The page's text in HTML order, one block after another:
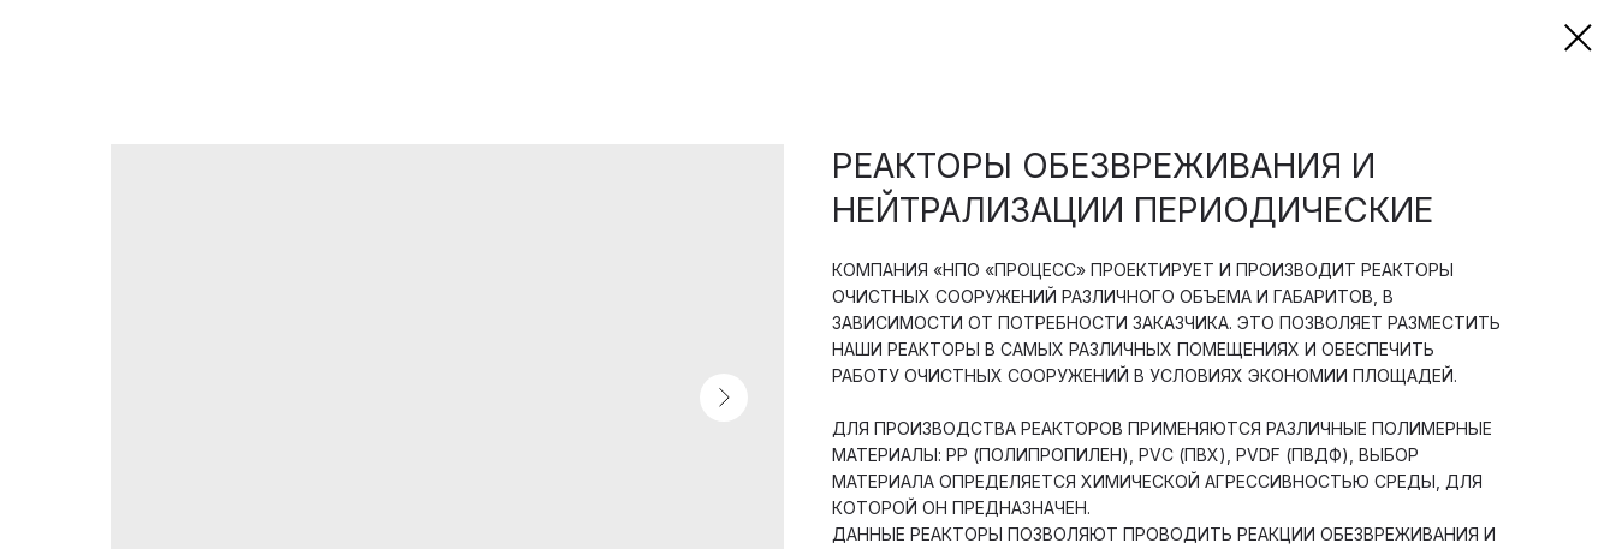
РЕАКТОРЫ ОБЕЗВРЕЖИВАНИЯ И
НЕЙТРАЛИЗАЦИИ ПЕРИОДИЧЕСКИЕ
КОМПАНИЯ «НПО «ПРОЦЕСС» ПРОЕКТИРУЕТ И ПРОИЗВОДИТ РЕАКТОРЫ
ОЧИСТНЫХ СООРУЖЕНИЙ РАЗЛИЧНОГО ОБЪЕМА И ГАБАРИТОВ, В
ЗАВИСИМОСТИ ОТ ПОТРЕБНОСТИ ЗАКАЗЧИКА. ЭТО ПОЗВОЛЯЕТ РАЗМЕСТИТЬ
НАШИ РЕАКТОРЫ В САМЫХ РАЗЛИЧНЫХ ПОМЕЩЕНИЯХ И ОБЕСПЕЧИТЬ
РАБОТУ ОЧИСТНЫХ СООРУЖЕНИЙ В УСЛОВИЯХ ЭКОНОМИИ ПЛОЩАДЕЙ.
ДЛЯ ПРОИЗВОДСТВА РЕАКТОРОВ ПРИМЕНЯЮТСЯ РАЗЛИЧНЫЕ ПОЛИМЕРНЫЕ
МАТЕРИАЛЫ: PP (ПОЛИПРОПИЛЕН), PVC (ПВХ), PVDF (ПВДФ), ВЫБОР
МАТЕРИАЛА ОПРЕДЕЛЯЕТСЯ ХИМИЧЕСКОЙ АГРЕССИВНОСТЬЮ СРЕДЫ, ДЛЯ
КОТОРОЙ ОН ПРЕДНАЗНАЧЕН.
ДАННЫЕ РЕАКТОРЫ ПОЗВОЛЯЮТ ПРОВОДИТЬ РЕАКЦИИ ОБЕЗВРЕЖИВАНИЯ И